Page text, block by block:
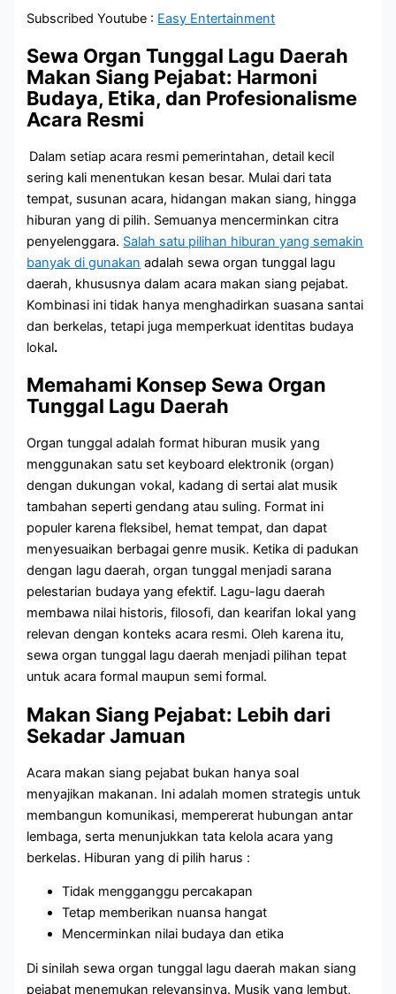
Subscribed Youtube : Easy Entertainment
Sewa Organ Tunggal Lagu Daerah
Makan Siang Pejabat: Harmoni
Budaya, Etika, dan Profesionalisme
Acara Resmi
Dalam setiap acara resmi pemerintahan, detail kecil
sering kali menentukan kesan besar. Mulai dari tata
tempat, susunan acara, hidangan makan siang, hingga
hiburan yang di pilih. Semuanya mencerminkan citra
penyelenggara. Salah satu pilihan hiburan yang semakin
banyak di gunakan adalah sewa organ tunggal lagu
daerah, khususnya dalam acara makan siang pejabat.
Kombinasi ini tidak hanya menghadirkan suasana santai
dan berkelas, tetapi juga memperkuat identitas budaya
lokal.
Memahami Konsep Sewa Organ
Tunggal Lagu Daerah
Organ tunggal adalah format hiburan musik yang
menggunakan satu set keyboard elektronik (organ)
dengan dukungan vokal, kadang di sertai alat musik
tambahan seperti gendang atau suling. Format ini
populer karena fleksibel, hemat tempat, dan dapat
menyesuaikan berbagai genre musik. Ketika di padukan
dengan lagu daerah, organ tunggal menjadi sarana
pelestarian budaya yang efektif. Lagu-lagu daerah
membawa nilai historis, filosofi, dan kearifan lokal yang
relevan dengan konteks acara resmi. Oleh karena itu,
sewa organ tunggal lagu daerah menjadi pilihan tepat
untuk acara formal maupun semi formal.
Makan Siang Pejabat: Lebih dari
Sekadar Jamuan
Acara makan siang pejabat bukan hanya soal
menyajikan makanan. Ini adalah momen strategis untuk
membangun komunikasi, mempererat hubungan antar
lembaga, serta menunjukkan tata kelola acara yang
berkelas. Hiburan yang di pilih harus :
Tidak mengganggu percakapan
Tetap memberikan nuansa hangat
Mencerminkan nilai budaya dan etika
Di sinilah sewa organ tunggal lagu daerah makan siang
pejabat menemukan relevansinya. Musik yang lembut,